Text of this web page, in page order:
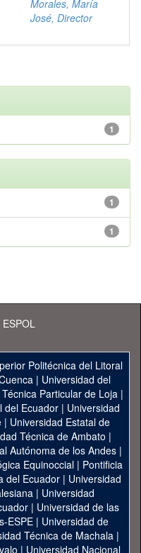
Morales, María
José, Director
1
1
1
Politécnica del Litoral
| Universidad del
Particular de Loja|
del Ecuador| Universidad
| Universidad Estatal de
Técnica de Ambato |
Autónoma de los Andes|
Equinoccial| Pontificia
del Ecuador | Universidad
| Universidad
| Universidad de las
ESPE | Universidad de
Técnica de Machala|
| Universidad Nacional